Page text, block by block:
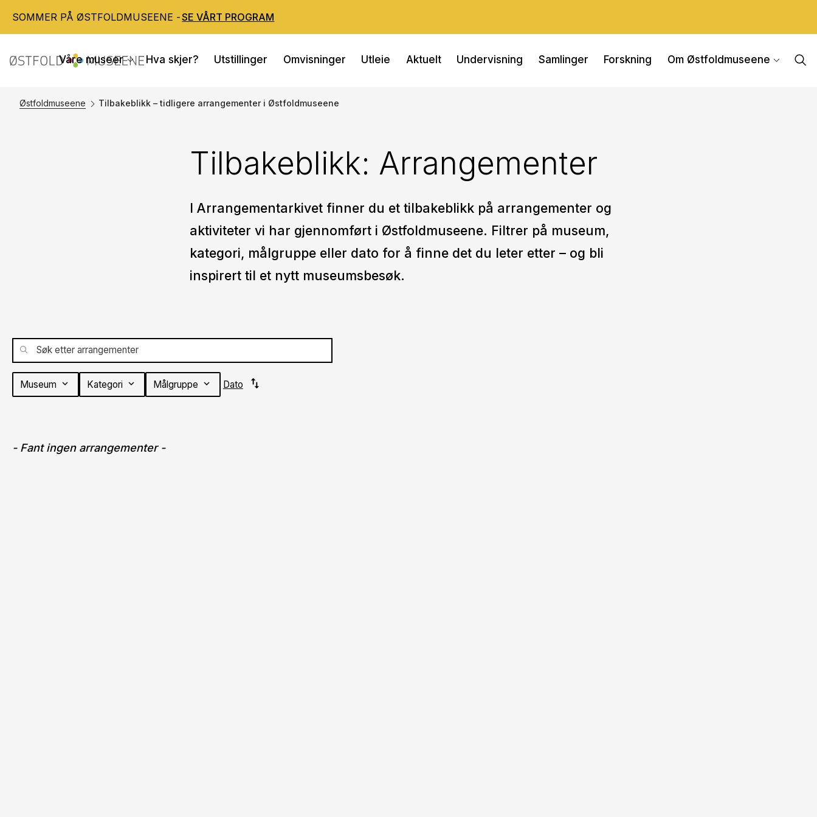
SOMMER PÅ ØSTFOLDMUSEENE -SE VÅRT PROGRAM
Våre museer Hva skjer? Utstillinger Omvisninger Utleie Aktuelt Undervisning Samlinger Forskning Om Østfoldmuseene
Østfoldmuseene Tilbakeblikk – tidligere arrangementer i Østfoldmuseene
Tilbakeblikk: Arrangementer
I Arrangementarkivet finner du et tilbakeblikk på arrangementer og
aktiviteter vi har gjennomført i Østfoldmuseene. Filtrer på museum,
kategori, målgruppe eller dato for å finne det du leter etter – og bli
inspirert til et nytt museumsbesøk.
Fant
ingen
arrangementer
Museum expand_more Kategori expand_more Målgruppe expand_more Dato swap_vert
- Fant ingen arrangementer -